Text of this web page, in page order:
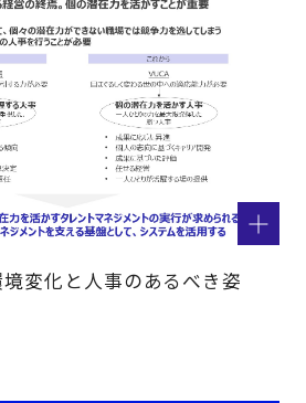
境変化と人事のあるべき姿